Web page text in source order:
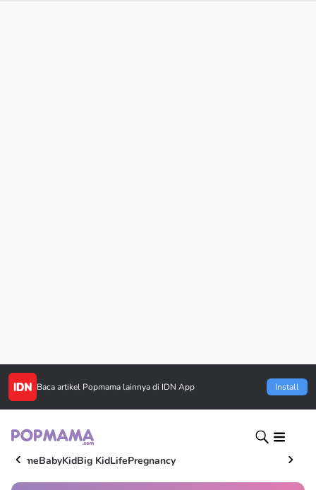
Baca artikel Popmama lainnya di IDN App Install
HomeBabyKidBig KidLifePregnancy